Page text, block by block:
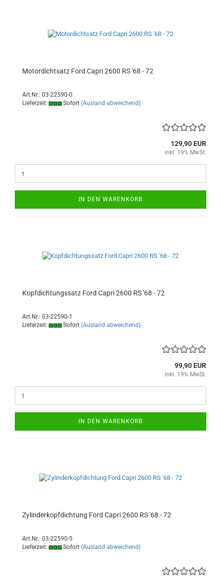
Motordichtsatz Ford Capri 2600 RS '68 - 72
Art.Nr.: 03-22590-0
Lieferzeit:
Sofort (Ausland abweichend)
129,90 EUR
inkl. 19% MwSt.
IN DEN WARENKORB
Kopfdichtungssatz Ford Capri 2600 RS '68 - 72
Art.Nr.: 03-22590-1
Lieferzeit:
Sofort (Ausland abweichend)
99,90 EUR
inkl. 19% MwSt.
IN DEN WARENKORB
Zylinderkopfdichtung Ford Capri 2600 RS '68 - 72
Art.Nr.: 03-22590-5
Lieferzeit:
Sofort (Ausland abweichend)